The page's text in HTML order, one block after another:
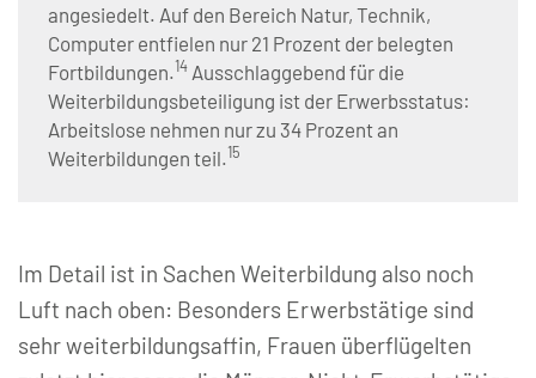
angesiedelt. Auf den Bereich Natur, Technik,
Computer entfielen nur 21 Prozent der belegten
Fortbildungen.14 Ausschlaggebend für die
Weiterbildungsbeteiligung ist der Erwerbsstatus:
Arbeitslose nehmen nur zu 34 Prozent an
Weiterbildungen teil.15
Im Detail ist in Sachen Weiterbildung also noch
Luft nach oben: Besonders Erwerbstätige sind
sehr weiterbildungsaffin, Frauen überflügelten